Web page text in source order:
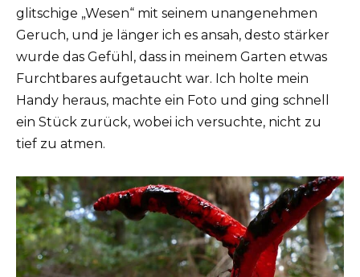
glitschige „Wesen“ mit seinem unangenehmen
Geruch, und je länger ich es ansah, desto stärker
wurde das Gefühl, dass in meinem Garten etwas
Furchtbares aufgetaucht war. Ich holte mein
Handy heraus, machte ein Foto und ging schnell
ein Stück zurück, wobei ich versuchte, nicht zu
tief zu atmen.